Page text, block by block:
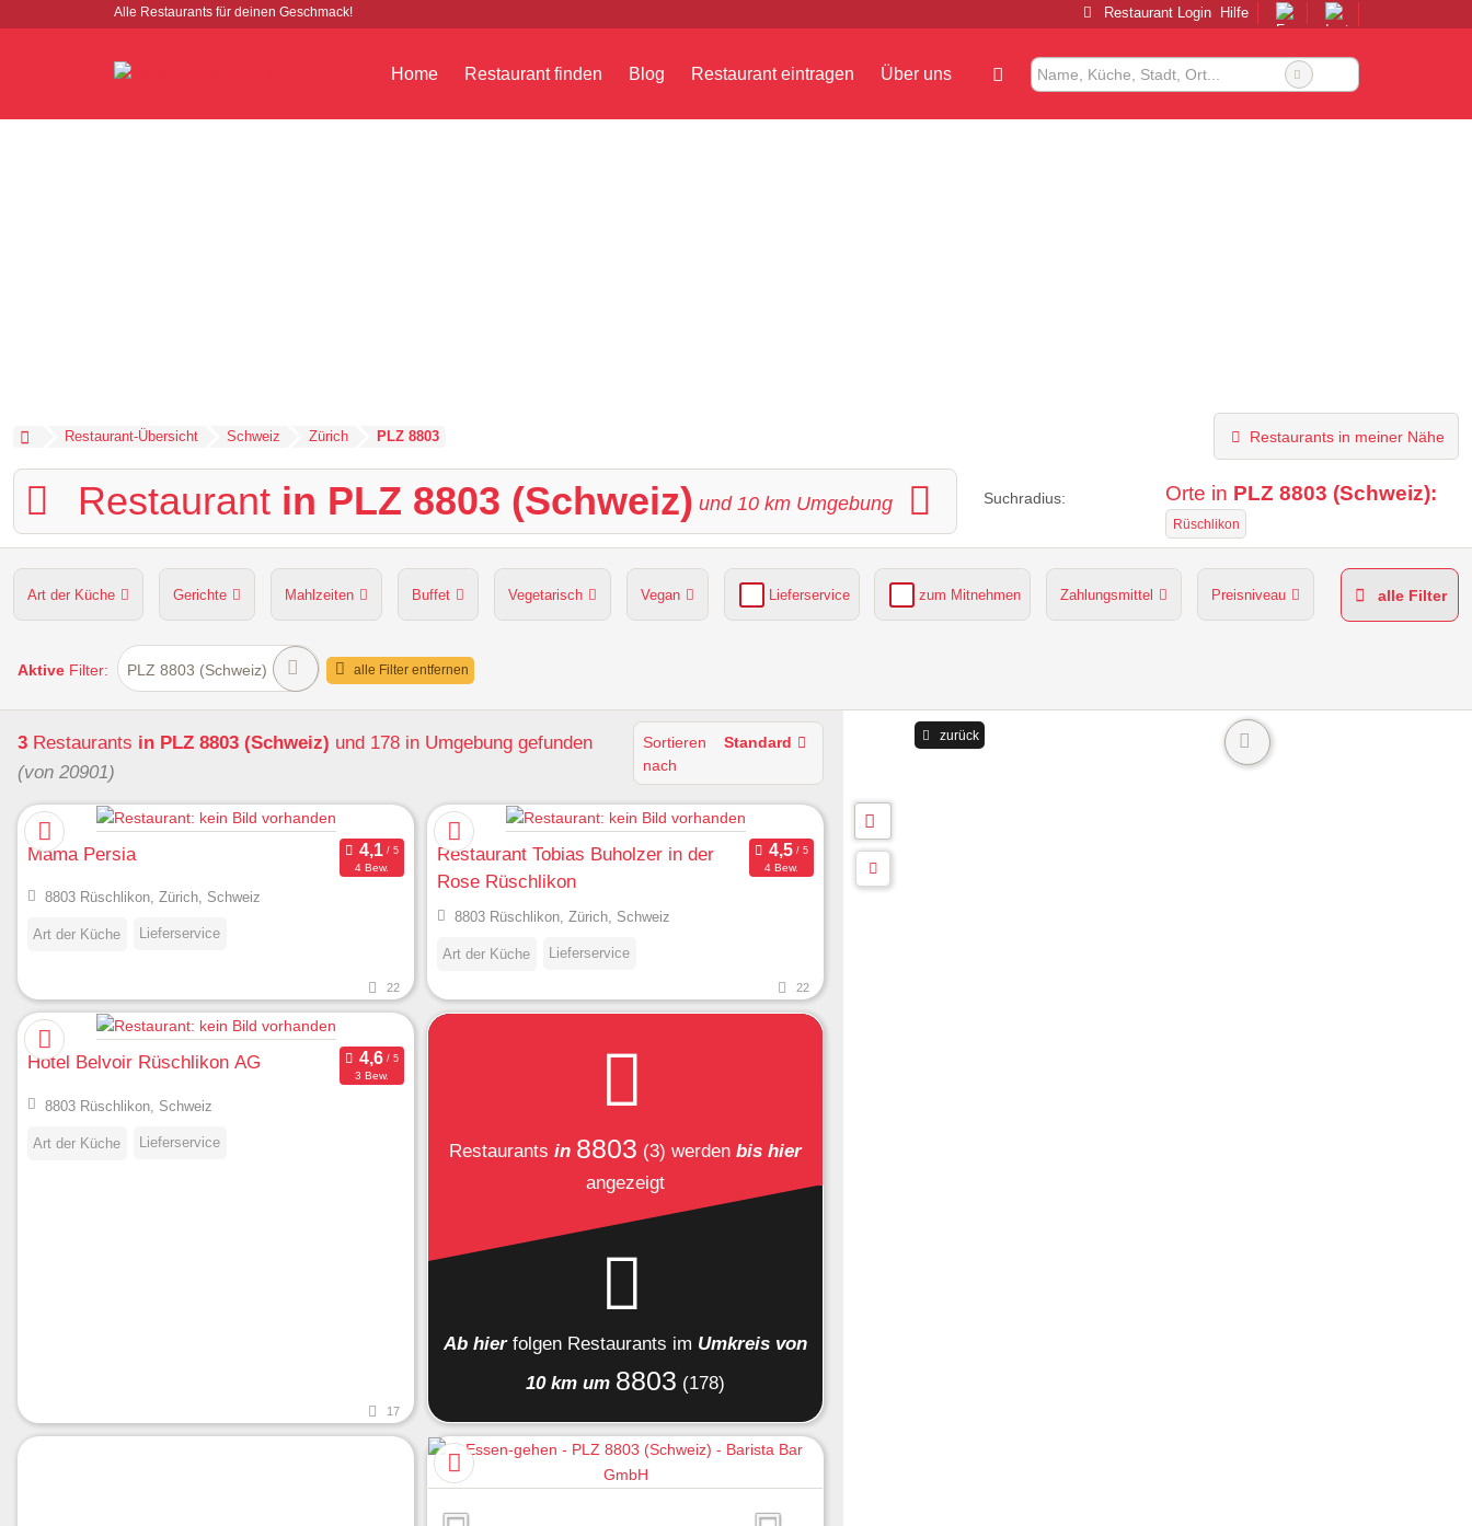
Alle Restaurants für deinen Geschmack! Restaurant Login Hilfe
Home Restaurant finden Blog Restaurant eintragen Über uns
Restaurant-Übersicht Schweiz Zürich PLZ 8803 Restaurants in meiner Nähe
Restaurant in PLZ 8803 (Schweiz) und 10 km Umgebung Suchradius: Orte in PLZ 8803 (Schweiz):
Rüschlikon
Art der Küche Gerichte Mahlzeiten Buffet Vegetarisch Vegan Lieferservice zum Mitnehmen Zahlungsmittel Preisniveau
Hunde erlaubt Kapazität Sitzplätze im Freien
alle Filter
Aktive Filter: PLZ 8803 (Schweiz) alle Filter entfernen
3 Restaurants in PLZ 8803 (Schweiz) und 178 in Umgebung gefunden
(von 20901)
Sortieren
nach
Standard
Mama Persia
4 Bew.
8803 Rüschlikon, Zürich, Schweiz
Art der Küche Lieferservice
22
Restaurant Tobias Buholzer in der
Rose Rüschlikon
4 Bew.
8803 Rüschlikon, Zürich, Schweiz
Art der Küche Lieferservice
22
Hotel Belvoir Rüschlikon AG
3 Bew.
8803 Rüschlikon, Schweiz
Art der Küche Lieferservice
17
Restaurants in 8803 (3) werden bis hier
angezeigt
Ab hier folgen Restaurants im Umkreis von
10 km um 8803 (178)
zurück